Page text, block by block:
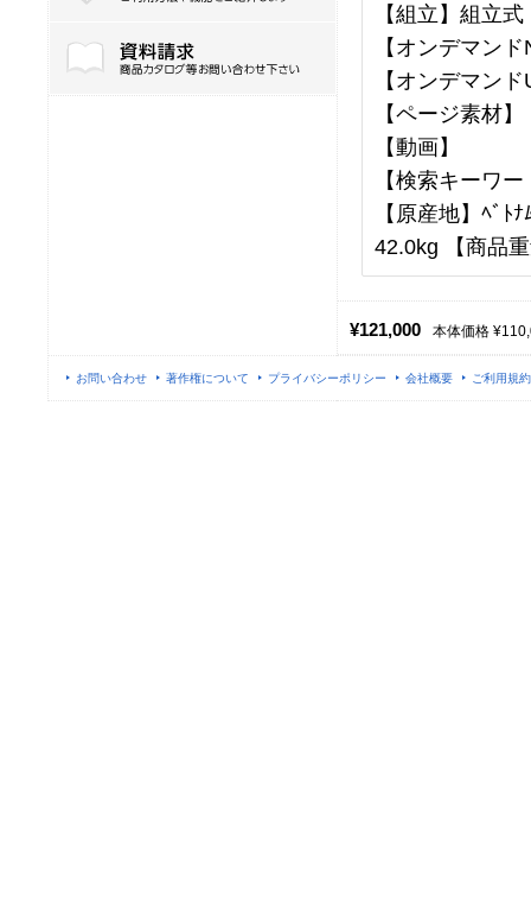
【組立】組立式
【オンデマン
【オンデマン
【ページ素材】
【動画】
【検索キーワ
【原産地】ﾍﾞ
42.0kg 【商品
¥121,000 本体価格
お問い合わせ 著作権について プライバシーポリシー 会社概要 ご利用規約